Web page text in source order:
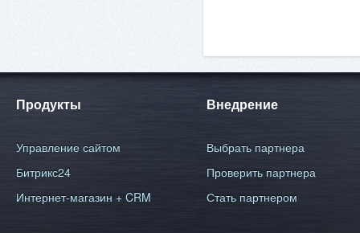
Продукты
Управление сайтом
Битрикс24
Интернет-магазин + CRM
Внедрение
Выбрать партнера
Проверить партнера
Стать партнером